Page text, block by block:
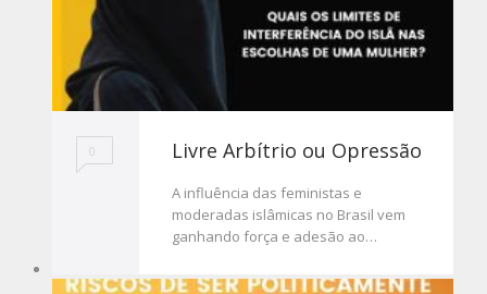
0 Livre Arbítrio ou Opressão
A influência das feministas e
moderadas islâmicas no Brasil vem
ganhando força e adesão ao…